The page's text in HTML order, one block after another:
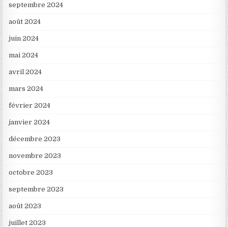
septembre 2024
août 2024
juin 2024
mai 2024
avril 2024
mars 2024
février 2024
janvier 2024
décembre 2023
novembre 2023
octobre 2023
septembre 2023
août 2023
juillet 2023